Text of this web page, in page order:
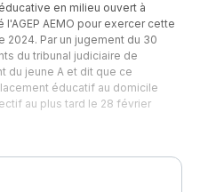
en milieu ouvert à
AEMO pour exercer cette
2024. Par un jugement du 30
du tribunal judiciaire de
du jeune A et dit que ce
éducatif au domicile
au plus tard le 28 février